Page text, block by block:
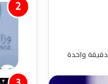
دقيقة واحدة